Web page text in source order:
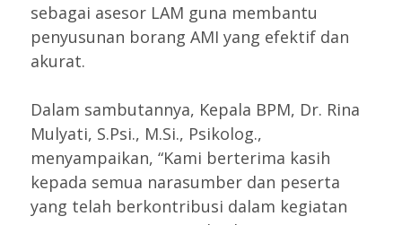
sebagai asesor LAM guna membantu
penyusunan borang AMI yang efektif dan
akurat.
Dalam sambutannya, Kepala BPM, Dr. Rina
Mulyati, S.Psi., M.Si., Psikolog.,
menyampaikan, “Kami berterima kasih
kepada semua narasumber dan peserta
yang telah berkontribusi dalam kegiatan